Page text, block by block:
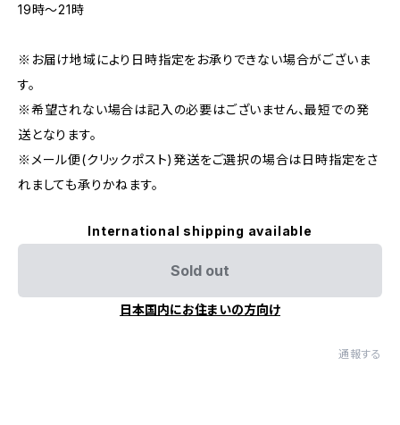
19時〜21時
※お届け地域により日時指定をお承りできない場合がございま
す。
※希望されない場合は記入の必要はございません、最短での発
送となります。
※メール便(クリックポスト)発送をご選択の場合は日時指定をさ
れましても承りかねます。
International shipping available
Sold out
日本国内にお住まいの方向け
通報する